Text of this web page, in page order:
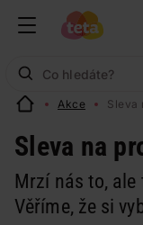
Akce Sleva
Sleva na
Mrzí nás to,
Věříme, že si